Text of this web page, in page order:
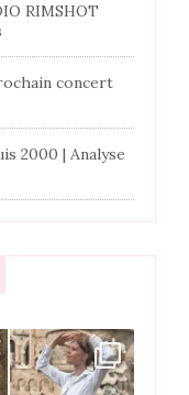
RIMSHOT
concert
2000 | Analyse